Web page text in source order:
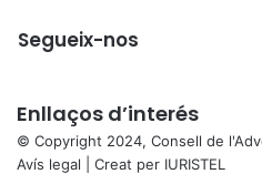
Segueix-nos
Enllaços d’interés
© Copyright 2024, Consell de
Avís legal | Creat per IURISTEL